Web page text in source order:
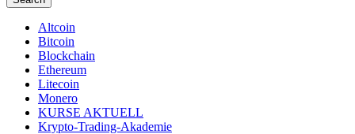
Altcoin
Bitcoin
Blockchain
Ethereum
Litecoin
Monero
KURSE AKTUELL
Krypto-Trading-Akademie